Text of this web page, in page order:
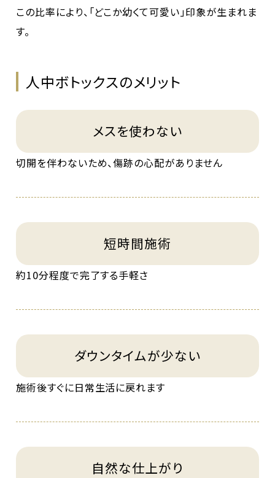
この比率により、「どこか幼くて可愛い」印象が生まれま
す。
人中ボトックスのメリット
メスを使わない
切開を伴わないため、傷跡の心配がありません
短時間施術
約10分程度で完了する手軽さ
ダウンタイムが少ない
施術後すぐに日常生活に戻れます
自然な仕上がり